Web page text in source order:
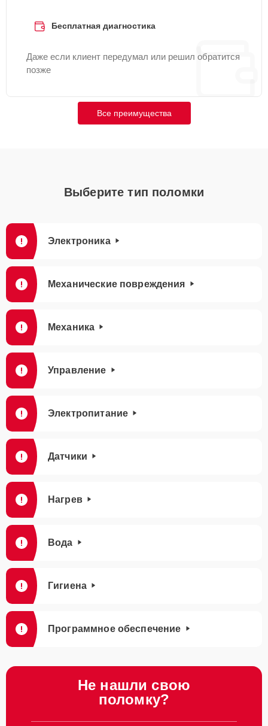
Бесплатная диагностика
Даже если клиент передумал или решил обратится
позже
Все преимущества
Выберите тип поломки
Электроника
Механические повреждения
Механика
Управление
Электропитание
Датчики
Нагрев
Вода
Гигиена
Программное обеспечение
Не нашли свою
поломку?